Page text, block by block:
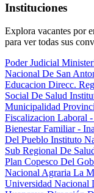
Instituciones
Explora vacantes por
para ver todas sus
Poder Judicial
Nacional De San
Educacion Direcc.
Social De Salud
Municipalidad
Fiscalizacion Laboral
Bienestar Familiar -
Del Pueblo Instituto
Sub Regional De
Plan Copesco Del
Nacional Agraria La
Universidad Nacional